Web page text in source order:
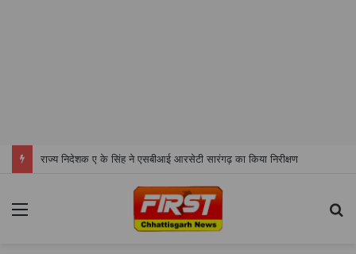
राज्य निदेशक ए के सिंह ने एसबीआई आरसेटी सारंगढ़ का किया निरीक्षण
Menu